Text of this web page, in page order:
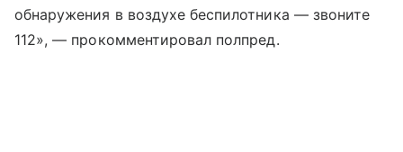
обнаружения в воздухе беспилотника — звоните
112», — прокомментировал полпред.